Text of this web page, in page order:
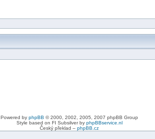
Powered by phpBB © 2000, 2002, 2005, 2007 phpBB Group
Style based on FI Subsilver by phpBBservice.nl
Český překlad – phpBB.cz